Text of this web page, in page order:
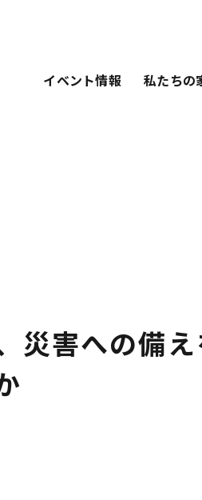
イベント情報 私たちの
災害への備え